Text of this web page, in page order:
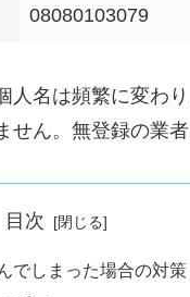
08080103079
名は頻繁に変わ
ん。無登録の業
目次
でしまった場合の対策